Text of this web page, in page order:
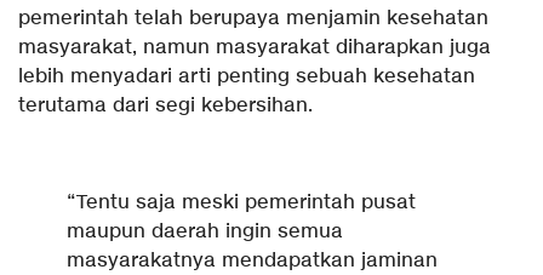
pemerintah telah berupaya menjamin kesehatan
masyarakat, namun masyarakat diharapkan juga
lebih menyadari arti penting sebuah kesehatan
terutama dari segi kebersihan.
“Tentu saja meski pemerintah pusat
maupun daerah ingin semua
masyarakatnya mendapatkan jaminan